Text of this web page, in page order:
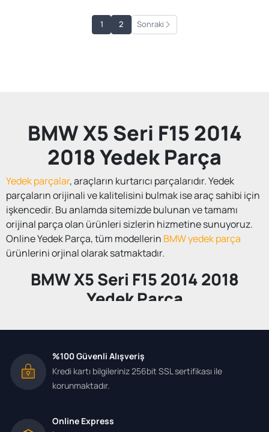
1 2 Sonraki
BMW X5 Seri F15 2014
2018 Yedek Parça
Yedek parçalar, araçların kurtarıcı parçalarıdır. Yedek
parçaların orijinali ve kalitelisini bulmak ise araç sahibi için
işkencedir. Bu anlamda sitemizde bulunan ve tamamı
orijinal parça olan ürünleri sizlerin hizmetine sunuyoruz.
Online Yedek Parça, tüm modellerin BMW yedek parça
ürünlerini orjinal olarak satmaktadır.
BMW X5 Seri F15 2014 2018
Yedek Parça
birlikte kaliteli ve güvenli bir alışveriş ile sizlere
müşterilerin hizmetinde ve her zaman kaliteli bir alışveriş
deneyimi yaşatmak için siparişlerinizi almaktadır. Son
derece güvenilir ve geniş ürün yelpazemiz ile bütün yedek
%100 Güvenli Alışveriş
Kredi kartı bilgileriniz 256bit SSL sertifikası ile
korunmaktadır.
Online Express